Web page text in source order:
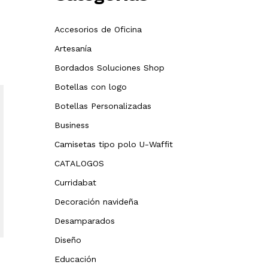
Accesorios de Oficina
Artesanía
Bordados Soluciones Shop
Botellas con logo
Botellas Personalizadas
Business
Camisetas tipo polo U-Waffit
CATALOGOS
Curridabat
Decoración navideña
Desamparados
Diseño
Educación